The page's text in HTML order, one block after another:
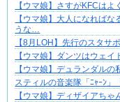
夫婦なのに、心が一番遠か
【ウマ娘】さすがKFCは
【ウマ娘】大人になれば
うな…
【8月LOH】先行のスタサ
【ウマ娘】ダンツはウェイ
【ウマ娘】デュランダル
スティルの音楽隊「ﾆｬｰﾝ」
【ウマ娘】ディザイアち